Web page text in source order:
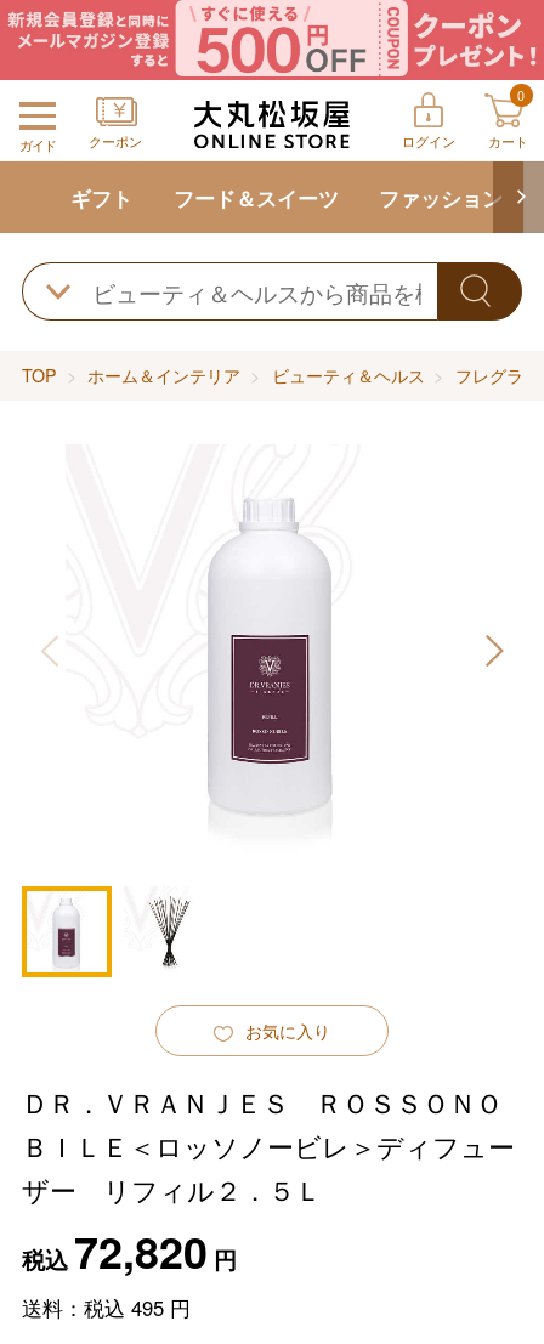
ガイド クーポン ログイン
0
カート
ギフト フード＆スイーツ ファッション
TOP ホーム＆インテリア ビューティ＆ヘルス フレグラ
お気に入り
ＤＲ．ＶＲＡＮＪＥＳ ＲＯＳＳＯＮＯ
ＢＩＬＥ＜ロッソノービレ＞ディフュー
ザー リフィル２．５Ｌ
税込72,820 円
送料：税込 495円